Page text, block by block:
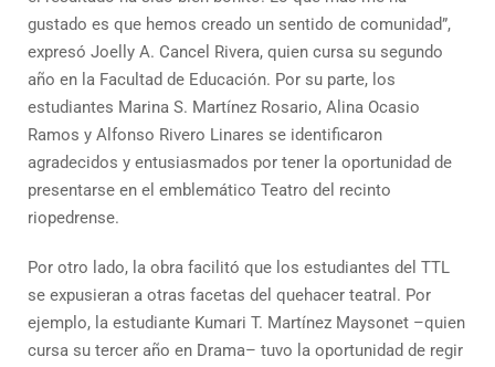
gustado es que hemos creado un sentido de comunidad”,
expresó Joelly A. Cancel Rivera, quien cursa su segundo
año en la Facultad de Educación. Por su parte, los
estudiantes Marina S. Martínez Rosario, Alina Ocasio
Ramos y Alfonso Rivero Linares se identificaron
agradecidos y entusiasmados por tener la oportunidad de
presentarse en el emblemático Teatro del recinto
riopedrense.
Por otro lado, la obra facilitó que los estudiantes del TTL
se expusieran a otras facetas del quehacer teatral. Por
ejemplo, la estudiante Kumari T. Martínez Maysonet –quien
cursa su tercer año en Drama– tuvo la oportunidad de regir